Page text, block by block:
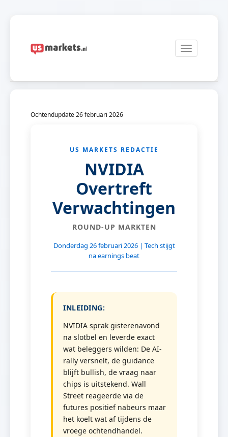
Toggle
navigation
Ochtendupdate 26 februari 2026
US MARKETS REDACTIE
NVIDIA
Overtreft
Verwachtingen
ROUND-UP MARKTEN
Donderdag 26 februari 2026 | Tech stijgt
na earnings beat
INLEIDING:
NVIDIA sprak gisterenavond
na slotbel en leverde exact
wat beleggers wilden: De AI-
rally versnelt, de guidance
blijft bullish, de vraag naar
chips is uitstekend. Wall
Street reageerde via de
futures positief nabeurs maar
het koelt wat af tijdens de
vroege ochtendhandel.